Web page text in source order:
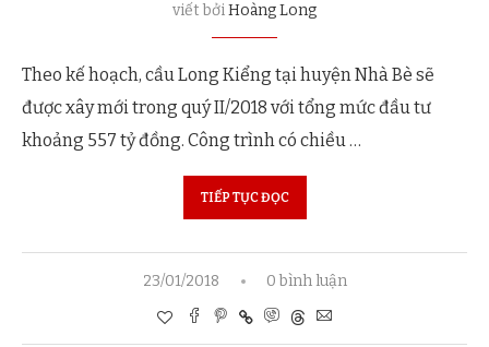
viết bởiHoàng Long
Theo kế hoạch, cầu Long Kiểng tại huyện Nhà Bè sẽ
được xây mới trong quý II/2018 với tổng mức đầu tư
khoảng 557 tỷ đồng. Công trình có chiều …
TIẾP TỤC ĐỌC
23/01/2018 0 bình luận